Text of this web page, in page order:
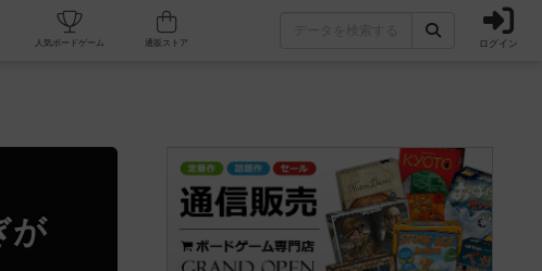
カフェ/店舗 人気ボードゲーム ログイン
が